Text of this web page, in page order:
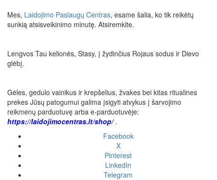
Mes, Laidojimo Paslaugų Centras, esame šalia, ko tik reikėtų
sunkią atsisveikinimo minutę. Atsiremkite.
Lengvos Tau kelionės, Stasy, į žydinčius Rojaus sodus ir Dievo
glėbį.
Gėles, gedulo vainikus ir krepšelius, žvakes bei kitas ritualines
prekes Jūsų patogumui galima įsigyti atvykus į šarvojimo
reikmenų parduotuvę arba e-parduotuvėje:
https://laidojimocentras.lt/shop/.
Facebook
X
Pinterest
LinkedIn
Telegram